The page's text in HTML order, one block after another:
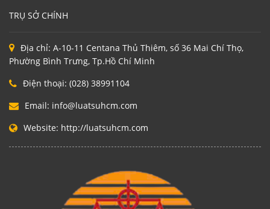
TRỤ SỞ CHÍNH
Địa chỉ: A-10-11 Centana Thủ Thiêm, số 36 Mai Chí Thọ,
Phường Bình Trưng, Tp.Hồ Chí Minh
Điện thoại: (028) 38991104
Email: info@luatsuhcm.com
Website: http://luatsuhcm.com